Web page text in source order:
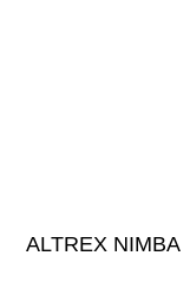
ALTREX NIMBA